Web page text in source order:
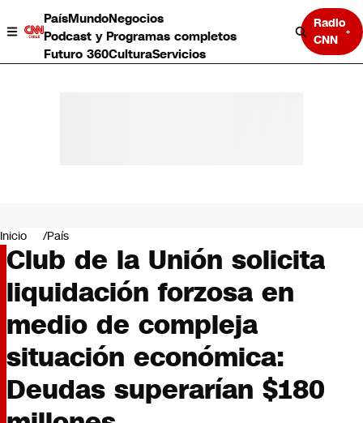
PaísMundoNegocios
Podcast y Programas completos
Futuro 360CulturaServicios
Radio
CNN
Negocios
Deportes
Programas completos
Cultura
Servicios
Bits
CNN tiempo
Futuro 360
Opinión
Inicio País
Club de la Unión solicita
liquidación forzosa en
medio de compleja
situación económica:
Deudas superarían $180